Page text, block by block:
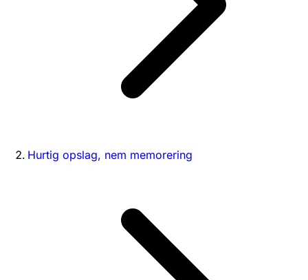
Hurtig opslag, nem memorering